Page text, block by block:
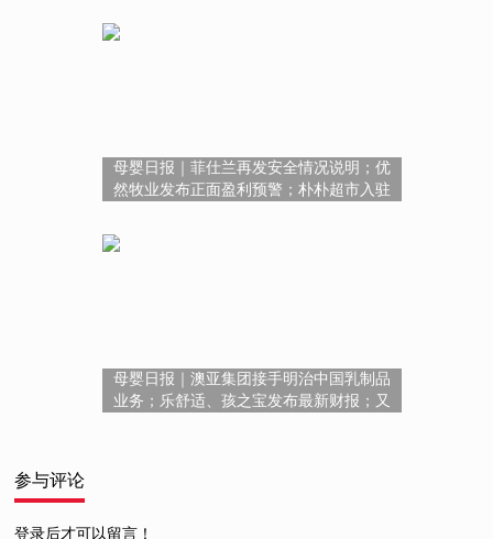
母婴日报｜菲仕兰再发安全情况说明；优
然牧业发布正面盈利预警；朴朴超市入驻
母婴日报｜澳亚集团接手明治中国乳制品
业务；乐舒适、孩之宝发布最新财报；又
参与评论
登录后才可以留言！